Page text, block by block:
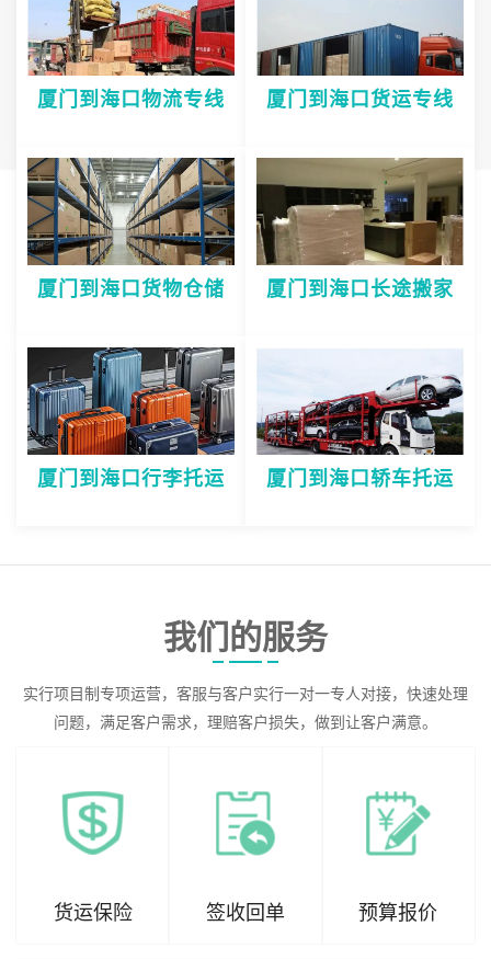
厦门到海口物流专线 厦门到海口货运专线
厦门到海口货物仓储 厦门到海口长途搬家
厦门到海口行李托运 厦门到海口轿车托运
我们的服务
实行项目制专项运营，客服与客户实行一对一专人对接，快速处理
问题，满足客户需求，理赔客户损失，做到让客户满意。
货运保险 签收回单 预算报价